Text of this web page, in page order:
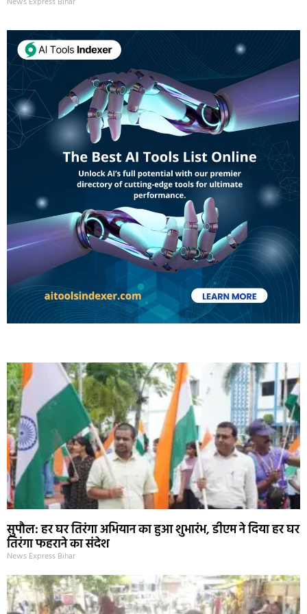
सुपौल: हर घर तिरंगा अभियान का हुआ शुभारंभ, डीएम ने दिया हर घर
तिरंगा फहराने का संदेश
News Express Bihar